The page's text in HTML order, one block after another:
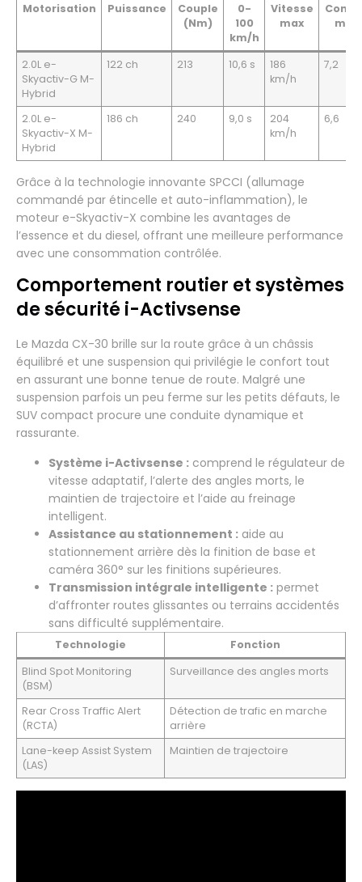
Motorisation Puissance
Couple
(Nm)
0-
100
km/h
Vitesse
max
2.0L e-
Skyactiv-G M-
Hybrid
122 ch 213 10,6 s
186
km/h
7,2
2.0L e-
Skyactiv-X M-
Hybrid
186 ch 240 9,0 s
204
km/h
6,6
Grâce à la technologie innovante SPCCI (allumage
commandé par étincelle et auto-inflammation), le
moteur e-Skyactiv-X combine les avantages de
l’essence et du diesel, offrant une meilleure performance
avec une consommation contrôlée.
Comportement routier et systèmes
de sécurité i-Activsense
Le Mazda CX-30 brille sur la route grâce à un châssis
équilibré et une suspension qui privilégie le confort tout
en assurant une bonne tenue de route. Malgré une
suspension parfois un peu ferme sur les petits défauts, le
SUV compact procure une conduite dynamique et
rassurante.
Système i-Activsense : comprend le régulateur de
vitesse adaptatif, l’alerte des angles morts, le
maintien de trajectoire et l’aide au freinage
intelligent.
Assistance au stationnement : aide au
stationnement arrière dès la finition de base et
caméra 360° sur les finitions supérieures.
Transmission intégrale intelligente : permet
d’affronter routes glissantes ou terrains accidentés
sans difficulté supplémentaire.
Technologie
Fonction
Blind Spot Monitoring
(BSM)
Surveillance des angles morts
Rear Cross Traffic Alert
(RCTA)
Détection de trafic en marche
arrière
Lane-keep Assist System
(LAS)
Maintien de trajectoire